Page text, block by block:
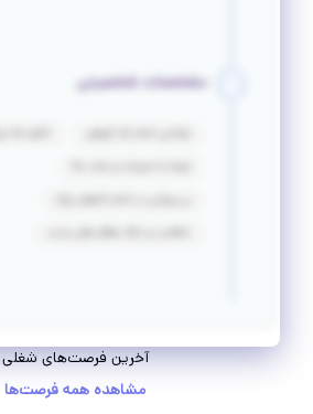
مشخصات شخصیتی
آخرین فرصت‌های شغلی
مشاهده همه فرصت‌ها